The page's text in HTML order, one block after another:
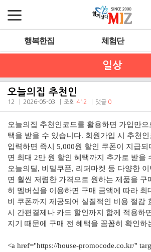
행복한집 체험단
일상
오늘의집 추천인
12 2026-05-03 조회 412 댓글 0
오늘의집 추천인코드를 활용하면 가입만으
택을 받을 수 있습니다. 회원가입 시 추천
입력하면 즉시 5,000원 할인 쿠폰이 지급
면 최대 2만 원 할인 혜택까지 추가로 받을
오늘의딜, 비밀쿠폰, 리퍼마켓 등 다양한
면 훨씬 저렴한 가격으로 원하는 제품을 구
히 멤버십을 이용하면 구매 금액에 따라 최
비 쿠폰까지 제공되어 실질적인 비용 절감
시 간편결제나 카드 할인까지 함께 적용하
지기 때문에 구매 전 혜택을 꼼꼼히 확인하
<a href="https://house-promocode.co.kr/"